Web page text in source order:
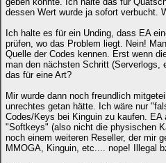
dessen Wert wurde ja sofort verbucht.
Ich halte es für ein Unding, dass EA
prüfen, wo das Problem liegt. Nein!
Quelle der Codes kennen. Erst wenn
man den nächsten Schritt
das für eine Art?
Mir wurde dann noch freundlich
unrechtes getan hätte. Ich wäre nur
Codes/Keys bei Kinguin zu kaufen.
"Softkeys" (also nicht die physischen
noch einem weiteren Reseller, der mir
MMOGA, Kinguin, etc.... nope! Illegal